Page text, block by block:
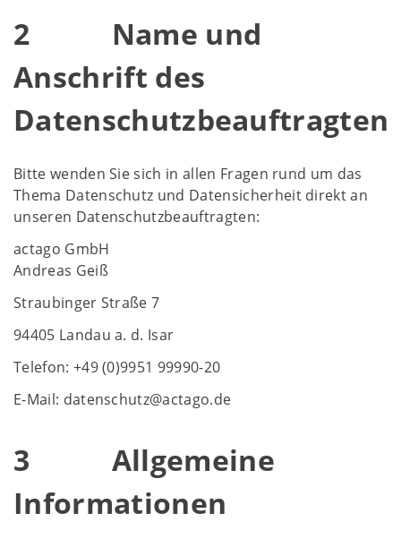
2 Name und
Anschrift des
Datenschutzbeauftragten
Bitte wenden Sie sich in allen Fragen rund um das
Thema Datenschutz und Datensicherheit direkt an
unseren Datenschutzbeauftragten:
actago GmbH
Andreas Geiß
Straubinger Straße 7
94405 Landau a. d. Isar
Telefon: +49 (0)9951 99990-20
E-Mail: datenschutz@actago.de
3 Allgemeine
Informationen